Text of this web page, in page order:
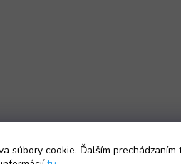
súbory cookie. Ďalším